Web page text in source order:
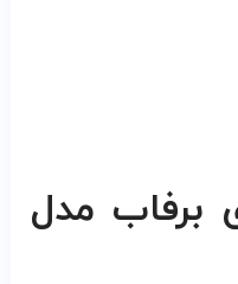
برفاب مدل